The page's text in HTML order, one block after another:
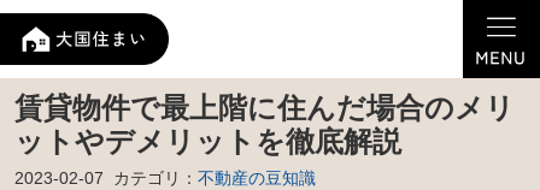
賃貸物件で最上階に住んだ場合のメリ
ットやデメリットを徹底解説
2023-02-07 カテゴリ： 不動産の豆知識